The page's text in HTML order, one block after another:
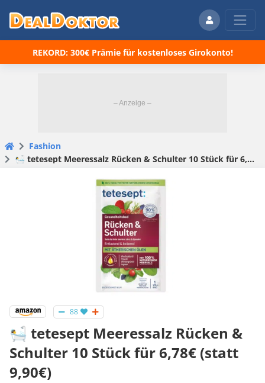
REKORD: 300€ Prämie für kostenloses Girokonto!
Fashion
🛀 tetesept Meeressalz Rücken & Schulter 10 Stück für 6,78€ (statt 9,90€)
88
🛀 tetesept Meeressalz Rücken &
Schulter 10 Stück für 6,78€ (statt
9,90€)